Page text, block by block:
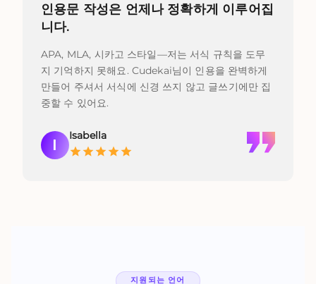
인용문 작성은 언제나 정확하게 이루어집
니다.
APA, MLA, 시카고 스타일—저는 서식 규칙을 도무
지 기억하지 못해요. Cudekai님이 인용을 완벽하게
만들어 주셔서 서식에 신경 쓰지 않고 글쓰기에만 집
중할 수 있어요.
I
Isabella
지원되는 언어